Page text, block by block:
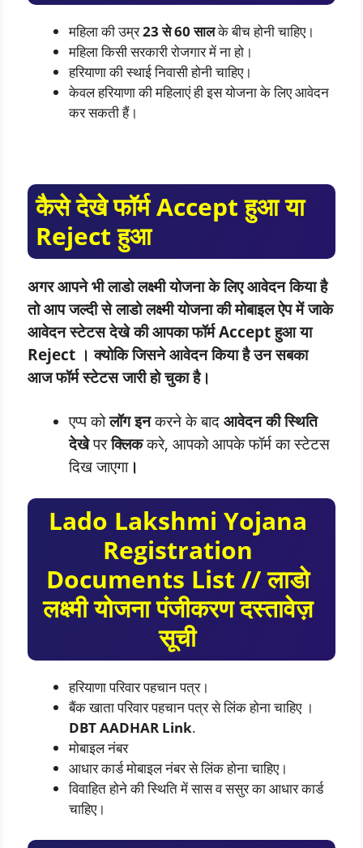
महिला की उम्र23 से 60 सालके बीच होनी चाहिए।
महिला किसी सरकारी रोजगार में ना हो।
हरियाणा की स्थाई निवासी होनी चाहिए।
केवल हरियाणा की महिलाएं ही इस योजना के लिए आवेदन
कर सकती हैं।
कैसे देखे फॉर्म Accept हुआ या
Reject हुआ
अगर आपने भी लाडो लक्ष्मी योजना के लिए आवेदन किया है
तो आप जल्दी से लाडो लक्ष्मी योजना की मोबाइल ऐप में जाके
आवेदन स्टेटस देखे की आपका फॉर्म Accept हुआ या
Reject । क्योकि जिसने आवेदन किया है उन सबका
आज फॉर्म स्टेटस जारी हो चुका है।
एप्प कोलॉग इनकरने के बाद आवेदन की स्थिति
देखेपरक्लिककरे, आपको आपके फॉर्म का स्टेटस
दिख जाएगा।
Lado Lakshmi Yojana
Registration
Documents List // लाडो
लक्ष्मी योजना पंजीकरण दस्तावेज़
सूची
हरियाणा परिवार पहचान पत्र।
बैंक खाता परिवार पहचान पत्र से लिंक होना चाहिए ।
DBT AADHAR Link.
मोबाइल नंबर
आधार कार्ड मोबाइल नंबर से लिंक होना चाहिए।
विवाहित होने की स्थिति में सास व ससुर का आधार कार्ड
चाहिए।